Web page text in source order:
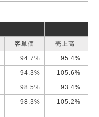
客単価 売上高
94.7% 95.4%
94.3% 105.6%
98.5% 93.4%
98.3% 105.2%